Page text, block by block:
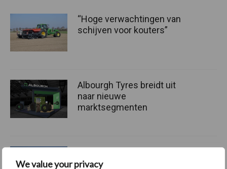
We value your privacy
“Hoge verwachtingen van
schijven voor kouters”
Albourgh Tyres breidt uit
naar nieuwe
marktsegmenten
elektrische bulldozers uit